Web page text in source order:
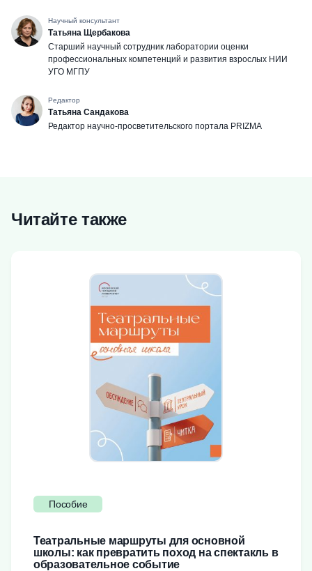
Научный консультант
Татьяна Щербакова
Cтарший научный сотрудник лаборатории оценки
профессиональных компетенций и развития взрослых НИИ
УГО МГПУ
Редактор
Татьяна Сандакова
Редактор научно-просветительского портала PRIZMA
Читайте также
Пособие
Театральные маршруты для основной
школы: как превратить поход на спектакль в
образовательное событие